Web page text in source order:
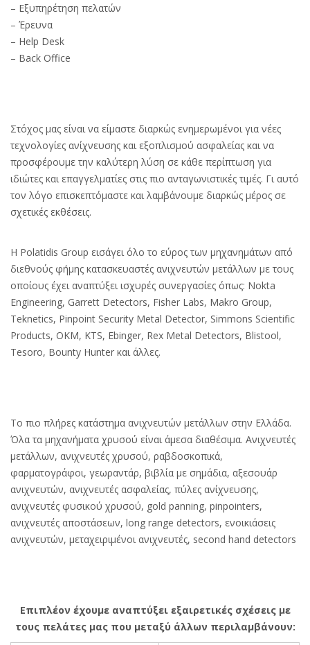
– Εξυπηρέτηση πελατών
– Έρευνα
– Help Desk
– Back Office
Στόχος μας είναι να είμαστε διαρκώς ενημερωμένοι για νέες
τεχνολογίες ανίχνευσης και εξοπλισμού ασφαλείας και να
προσφέρουμε την καλύτερη λύση σε κάθε περίπτωση για
ιδιώτες και επαγγελματίες στις πιο ανταγωνιστικές τιμές. Γι αυτό
τον λόγο επισκεπτόμαστε και λαμβάνουμε διαρκώς μέρος σε
σχετικές εκθέσεις.
Η Polatidis Group εισάγει όλο το εύρος των μηχανημάτων από
διεθνούς φήμης κατασκευαστές ανιχνευτών μετάλλων με τους
οποίους έχει αναπτύξει ισχυρές συνεργασίες όπως: Nokta
Engineering, Garrett Detectors, Fisher Labs, Makro Group,
Teknetics, Pinpoint Security Metal Detector, Simmons Scientific
Products, ΟΚΜ, KTS, Ebinger, Rex Metal Detectors, Blistool,
Tesoro, Bounty Hunter και άλλες.
Το πιο πλήρες κατάστημα ανιχνευτών μετάλλων στην Ελλάδα.
Όλα τα μηχανήματα χρυσού είναι άμεσα διαθέσιμα. Ανιχνευτές
μετάλλων, ανιχνευτές χρυσού, ραβδοσκοπικά,
φαρματογράφοι, γεωραντάρ, βιβλία με σημάδια, αξεσουάρ
ανιχνευτών, ανιχνευτές ασφαλείας, πύλες ανίχνευσης,
ανιχνευτές φυσικού χρυσού, gold panning, pinpointers,
ανιχνευτές αποστάσεων, long range detectors, ενοικιάσεις
ανιχνευτών, μεταχειριμένοι ανιχνευτές, second hand detectors
Επιπλέον έχουμε αναπτύξει εξαιρετικές σχέσεις με
τους πελάτες μας που μεταξύ άλλων περιλαμβάνουν: